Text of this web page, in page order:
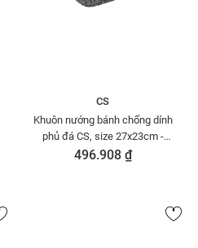
CS
Khuôn nướng bánh chống dính
phủ đá CS, size 27x23cm -
064174
496.908 ₫